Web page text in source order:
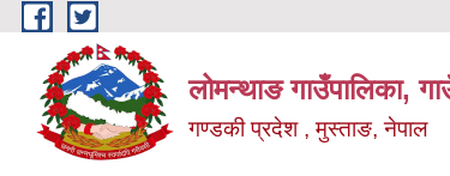
Skip to main content
लोमन्थाङ गाउँपालिका,
गण्डकी प्रदेश , मुस्ताङ, नेपाल